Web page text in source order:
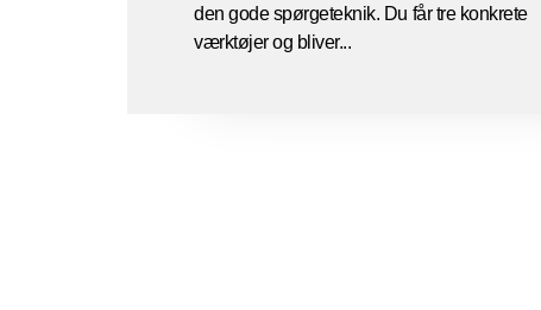
den gode spørgeteknik. Du får tre konkrete
værktøjer og bliver...